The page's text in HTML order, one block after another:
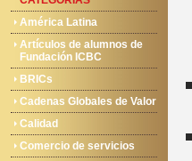
América Latina
Artículos de alumnos de
Fundación ICBC
BRICs
Cadenas Globales de Valor
Calidad
Comercio de servicios